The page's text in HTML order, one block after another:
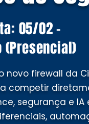
05/02 -
(Presencial)
novo firewall da
competir
segurança e IA